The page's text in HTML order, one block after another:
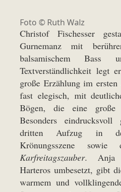
Foto © Ruth Walz
Christof Fischesser
Gurnemanz mit
balsamischem Bass
Textverständlichkeit legt
große Erzählung im
fast elegisch, mit
Bögen, die eine große
Besonders
dritten Aufzug in
Krönungsszene sowie
Karfreitagszauber. Anja
Harteros umbesetzt, gibt
warmem und